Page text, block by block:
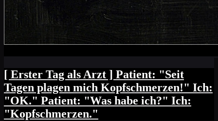
[ Erster Tag als Arzt ] Patient: "Seit
Tagen plagen mich Kopfschmerzen!" Ich:
"OK." Patient: "Was habe ich?" Ich:
"Kopfschmerzen."